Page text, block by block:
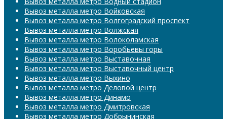
Вывоз металла метро Войковская
Вывоз металла метро Волгоградский проспект
Вывоз металла метро Волжская
Вывоз металла метро Волоколамская
Вывоз металла метро Воробьевы горы
Вывоз металла метро Выставочная
Вывоз металла метро Выставочный центр
Вывоз металла метро Выхино
Вывоз металла метро Деловой центр
Вывоз металла метро Динамо
Вывоз металла метро Дмитровская
Вывоз металла метро Добрынинская